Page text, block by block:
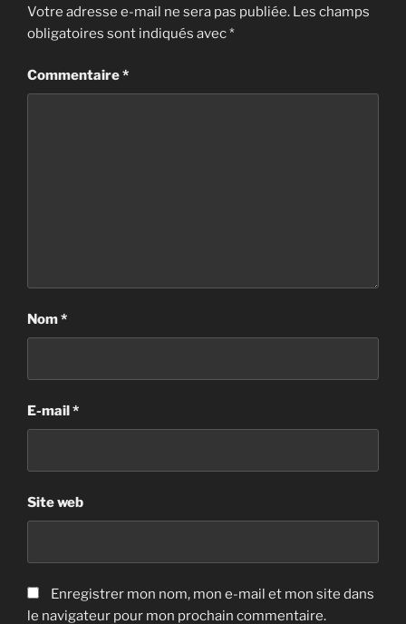
Votre adresse e-mail ne sera pas publiée. Les champs
obligatoires sont indiqués avec*
Commentaire*
Nom*
E-mail*
Site web
Enregistrer mon nom, mon e-mail et mon site dans
le navigateur pour mon prochain commentaire.